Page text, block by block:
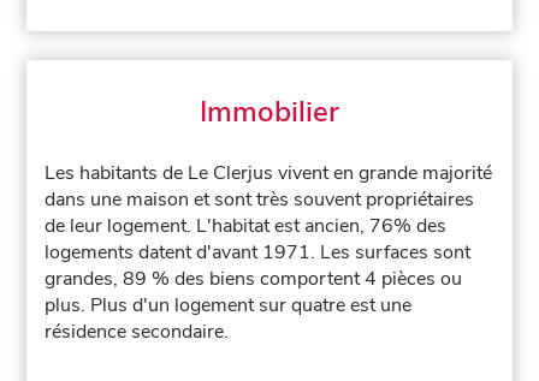
Immobilier
Les habitants de Le Clerjus vivent en grande majorité
dans une maison et sont très souvent propriétaires
de leur logement. L'habitat est ancien, 76% des
logements datent d'avant 1971. Les surfaces sont
grandes, 89 % des biens comportent 4 pièces ou
plus. Plus d'un logement sur quatre est une
résidence secondaire.